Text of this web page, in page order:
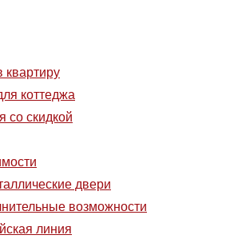
квартиру
коттеджа
со скидкой
двери
возможности
линия